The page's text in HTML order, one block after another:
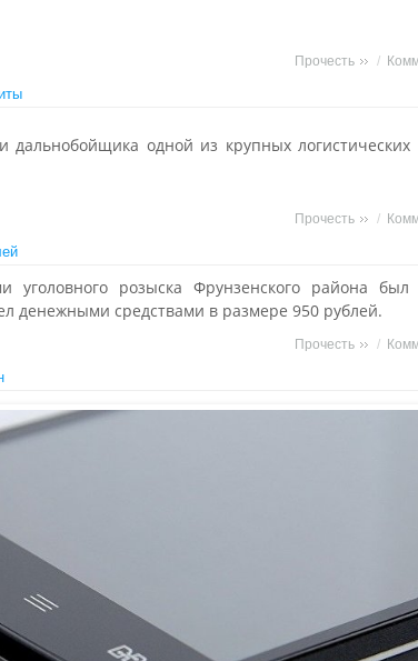
Прочесть /
одной из крупных логистических
Прочесть /
розыска Фрунзенского района был
денежными средствами в размере 950 рублей.
Прочесть /